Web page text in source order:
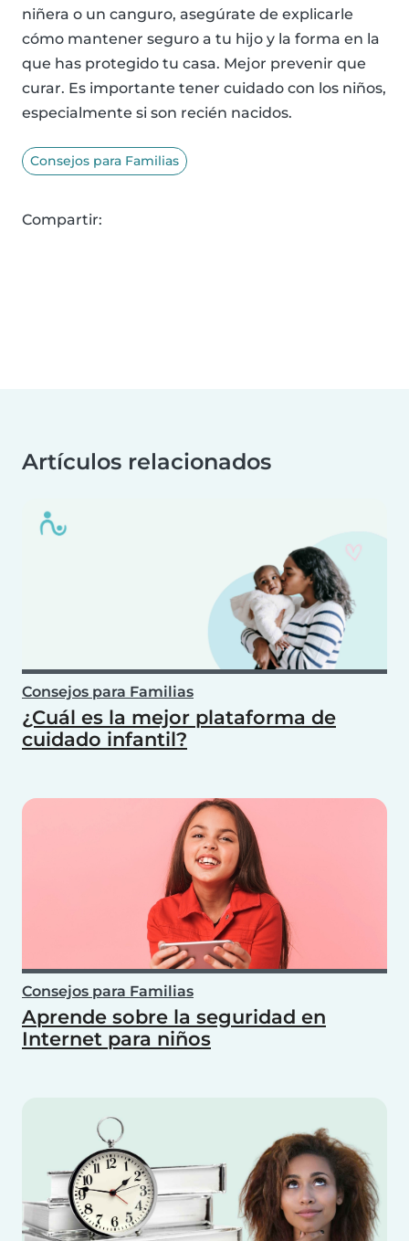
niñera o un canguro, asegúrate de explicarle
cómo mantener seguro a tu hijo y la forma en la
que has protegido tu casa. Mejor prevenir que
curar. Es importante tener cuidado con los niños,
especialmente si son recién nacidos.
Consejos para Familias
Compartir:
Artículos relacionados
Consejos para Familias
¿Cuál es la mejor plataforma de
cuidado infantil?
Consejos para Familias
Aprende sobre la seguridad en
Internet para niños